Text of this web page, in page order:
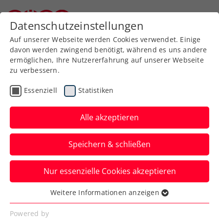
Aktuelle News
News filtern
Datenschutzeinstellungen
Auf unserer Webseite werden Cookies verwendet. Einige
davon werden zwingend benötigt, während es uns andere
ermöglichen, Ihre Nutzererfahrung auf unserer Webseite
zu verbessern.
Essenziell Statistiken
Alle akzeptieren
Speichern & schließen
Nur essenzielle Cookies akzeptieren
Essenziell
Essenzielle Cookies werden für grundlegende
Weitere Informationen anzeigen
Powered by